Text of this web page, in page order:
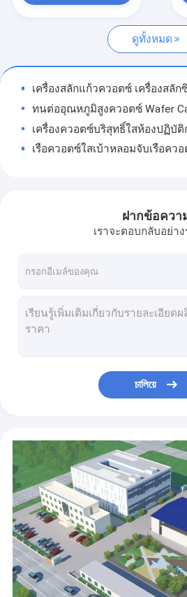
หลอดเส้นเลือดฝอยควอตซ์
ก้านแก้วควอตซ์
อะไหล่เลเซอร์
อุปกรณ์การผลิตออปติคอล
เครื่องมือวัดทางแสง
ดูทั้งหมด
เครื่องสลักแก้วควอตซ์ เครื่องสลัก
ทนต่ออุณหภูมิสูงควอตซ์ Wafer Carrier Quartz
เครื่องควอตซ์บริสุทธิ์ใสห้องปฏิบั
เรือควอตซ์ใสเบ้าหลอมจับเรือคว
เครื่องมือห้องปฏิบัติการควอตซ์แก้วเบ้าหลอม
เครื่องมือห้องปฏิบัติการออปติคัลควอตซ์แบบกำหนด
ท่อแก้วโบโรซิลิเคต 4mm-300mm ท่อปลู
ความแม่นยำสูง Borosilicate Glass Tube ปลอกใยแก้วน
หลอดแก้ว Borosilicate ใสโดมขนาดใหญ่ฝาคร
99.99% SiO2 Filtration เครื่องควอตซ์สีขัดเงาสำ
ความแม่นยำในการตัดเฉือนชิ้นส่วนกระจกแบบกำหนดเองที่ไม่
ส่วนเซรามิกตามสั่ง ความอดทน 0.5 มิลลิเมตร กร
ส่วนเซรามิกตามสั่ง อุณหภูมิสูง ซีรามิก
ฝากข้อควา
เราจะตอบกลับอย่าง
চালিয়ে